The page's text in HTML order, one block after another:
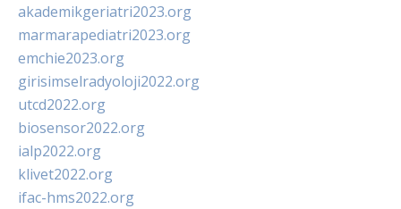
akademikgeriatri2023.org
marmarapediatri2023.org
emchie2023.org
girisimselradyoloji2022.org
utcd2022.org
biosensor2022.org
ialp2022.org
klivet2022.org
ifac-hms2022.org